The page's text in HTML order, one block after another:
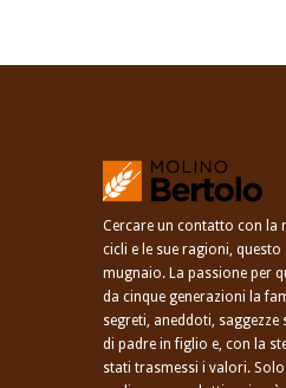
Cercare un contatto con la
cicli e le sue ragioni, questo
mugnaio. La passione per
da cinque generazioni la
segreti, aneddoti,
di padre in figlio e, con la
stati trasmessi i valori.